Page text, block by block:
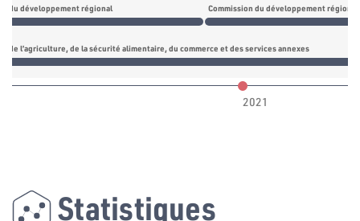
du développement régional Commission du développement régional
de l’agriculture, de la sécurité alimentaire, du commerce et des services annexes
2021
Statistiques